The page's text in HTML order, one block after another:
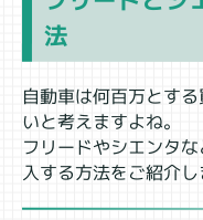
法
自動車は何百万とす
いと考えますよね。
フリードやシエンタ
入する方法をご紹介し